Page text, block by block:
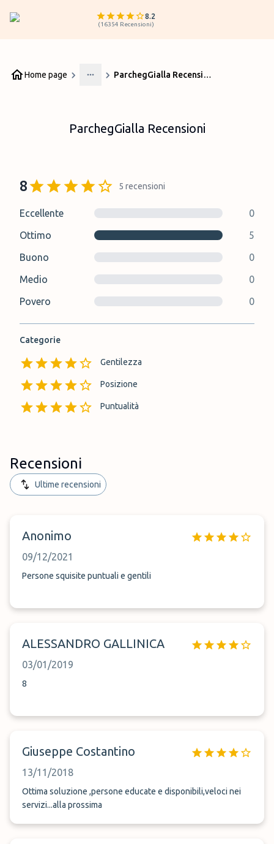
8.2
(16354 Recensioni)
Home page
More
ParchegGialla Recensioni
ParchegGialla Recensioni
8 5 recensioni
Eccellente
0
Ottimo
5
Buono
0
Medio
0
Povero
0
Categorie
Gentilezza
Posizione
Puntualità
Recensioni
Ultime recensioni
Anonimo
09/12/2021
Persone squisite puntuali e gentili
ALESSANDRO GALLINICA
03/01/2019
8
Giuseppe Costantino
13/11/2018
Ottima soluzione ,persone educate e disponibili,veloci nei
servizi...alla prossima